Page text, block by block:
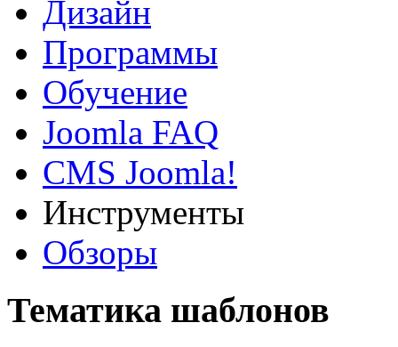
Дизайн
Программы
Обучение
Joomla FAQ
CMS Joomla!
Инструменты
Обзоры
Тематика шаблонов